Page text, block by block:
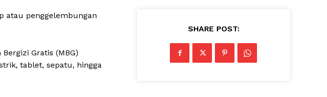
atau penggelembungan
Gratis (MBG)
tablet, sepatu, hingga
SHARE POST: